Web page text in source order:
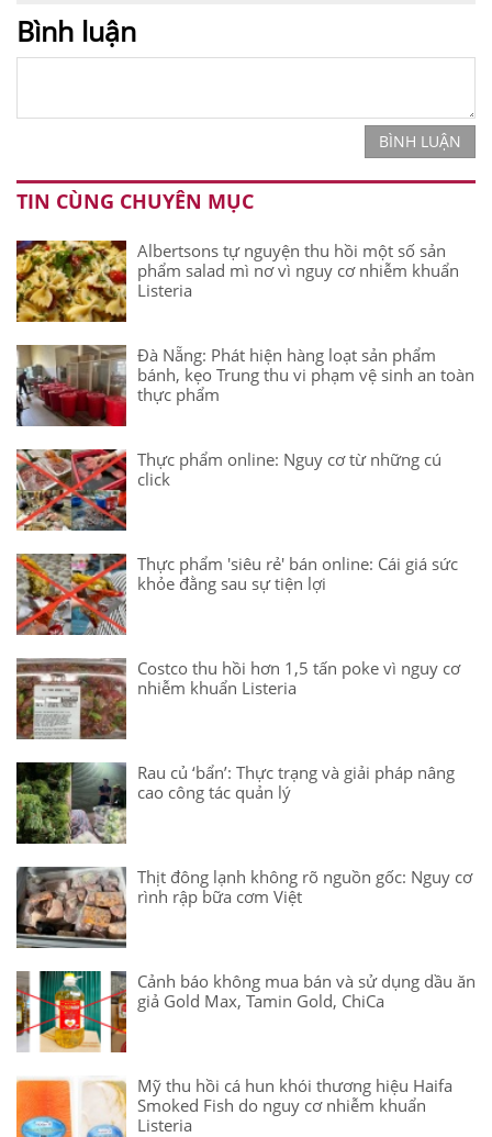
Bình luận
BÌNH LUẬN
TIN CÙNG CHUYÊN MỤC
Albertsons tự nguyện thu hồi một số sản
phẩm salad mì nơ vì nguy cơ nhiễm khuẩn
Listeria
Đà Nẵng: Phát hiện hàng loạt sản phẩm
bánh, kẹo Trung thu vi phạm vệ sinh an toàn
thực phẩm
Thực phẩm online: Nguy cơ từ những cú
click
Thực phẩm 'siêu rẻ' bán online: Cái giá sức
khỏe đằng sau sự tiện lợi
Costco thu hồi hơn 1,5 tấn poke vì nguy cơ
nhiễm khuẩn Listeria
Rau củ ‘bẩn’: Thực trạng và giải pháp nâng
cao công tác quản lý
Thịt đông lạnh không rõ nguồn gốc: Nguy cơ
rình rập bữa cơm Việt
Cảnh báo không mua bán và sử dụng dầu ăn
giả Gold Max, Tamin Gold, ChiCa
Mỹ thu hồi cá hun khói thương hiệu Haifa
Smoked Fish do nguy cơ nhiễm khuẩn
Listeria